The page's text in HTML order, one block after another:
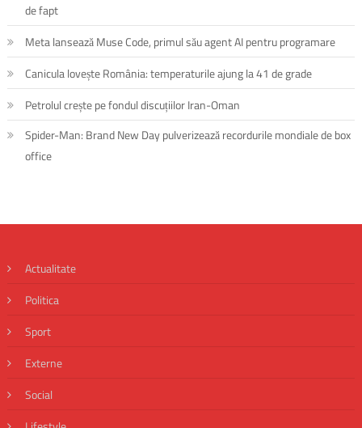
de fapt
Meta lansează Muse Code, primul său agent AI pentru programare
Canicula lovește România: temperaturile ajung la 41 de grade
Petrolul crește pe fondul discuțiilor Iran-Oman
Spider-Man: Brand New Day pulverizează recordurile mondiale de box
office
Actualitate
Politica
Sport
Externe
Social